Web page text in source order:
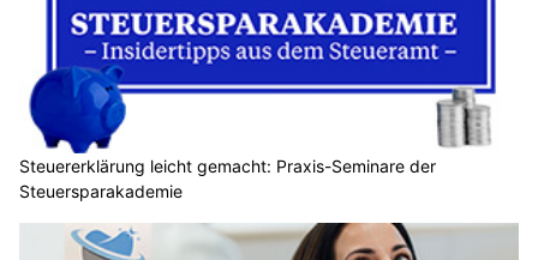
Steuererklärung leicht gemacht: Praxis-Seminare der
Steuersparakademie